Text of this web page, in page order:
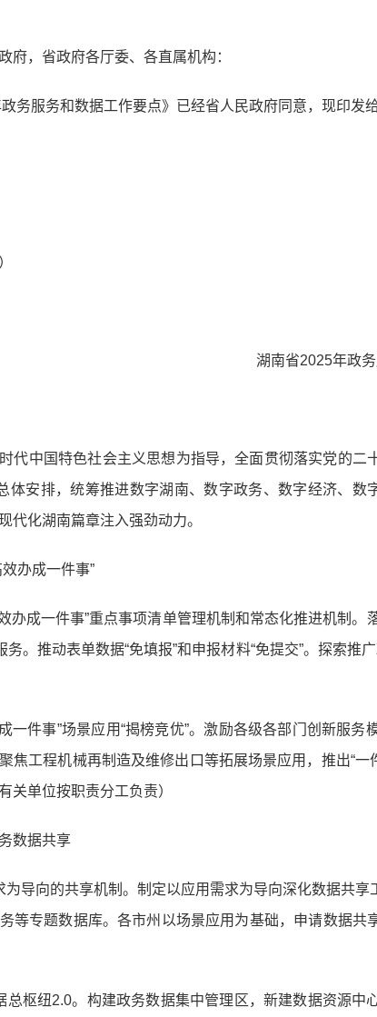
府，省政府各厅委、各直属机构：
政务服务和数据工作要点》已经省人民政府同意，现印发
湖南省2025年政
代中国特色社会主义思想为指导，全面贯彻落实党的
体安排，统筹推进数字湖南、数字政务、数字经济、
代化湖南篇章注入强劲动力。
办成一件事”
办成一件事”重点事项清单管理机制和常态化推进机制
务。推动表单数据“免填报”和申报材料“免提交”。探索
一件事”场景应用“揭榜竞优”。激励各级各部门创新服
焦工程机械再制造及维修出口等拓展场景应用，推出“
关单位按职责分工负责）
数据共享
为导向的共享机制。制定以应用需求为导向深化数据共
等专题数据库。各市州以场景应用为基础，申请数据
总枢纽2.0。构建政务数据集中管理区，新建数据资源